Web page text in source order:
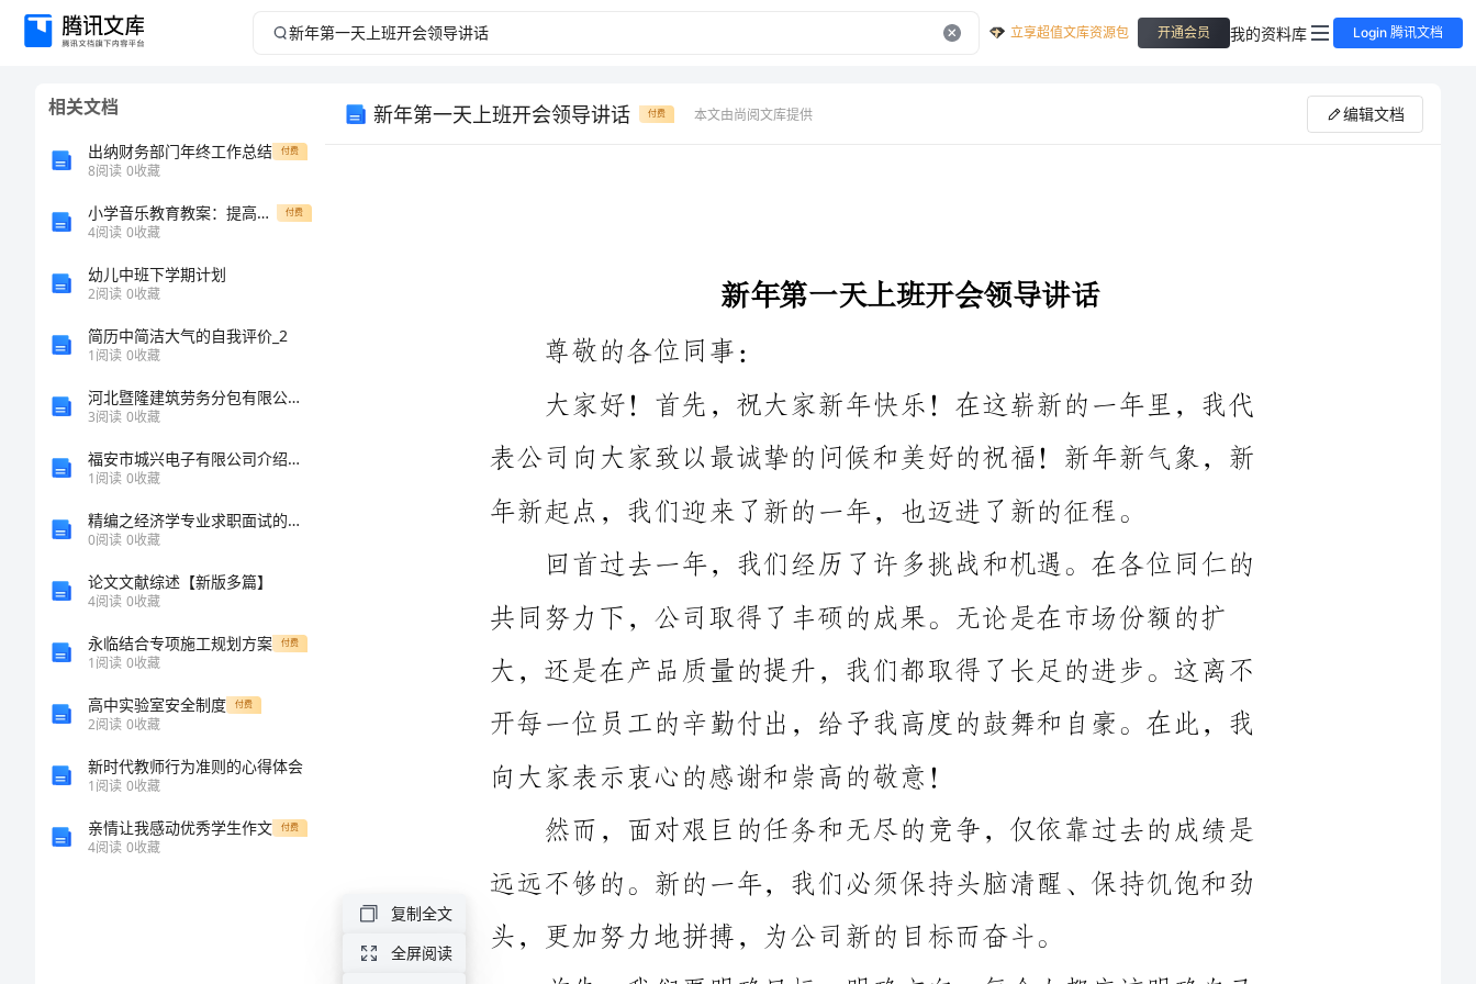
新
立享超值文库资源包 开通会员 我的资料库 Login 腾讯文档
相关文档
出纳财务部门年终工作总结 付费
8阅读 0收藏
小学音乐教育教案：提高孩子音乐素养 付费
4阅读 0收藏
幼儿中班下学期计划
2阅读 0收藏
简历中简洁大气的自我评价_2
1阅读 0收藏
河北暨隆建筑劳务分包有限公司介绍企业发展分析报告
3阅读 0收藏
福安市城兴电子有限公司介绍企业发展分析报告
1阅读 0收藏
精编之经济学专业求职面试的自我介绍
0阅读 0收藏
论文文献综述【新版多篇】
4阅读 0收藏
永临结合专项施工规划方案 付费
1阅读 0收藏
高中实验室安全制度 付费
2阅读 0收藏
新时代教师行为准则的心得体会
1阅读 0收藏
亲情让我感动优秀学生作文 付费
4阅读 0收藏
新年第一天上班开会领导讲话 付费 本文由尚阅文库提供 编辑文档
标，我们才能更好地定位自己的位置，发扬个人优势，为公司的
整体发展贡献力量。
年新起点，我们迎来了新的一年，也迈进了新的征程。
回首过去一年，我们经历了许多挑战和机遇。在各位同仁的
共同努力下，公司取得了丰硕的成果。无论是在市场份额的扩
开每一位员工的辛勤付出，给予我高度的鼓舞和自豪。在此，我
向大家表示衷心的感谢和崇高的敬意！
然而，面对艰巨的任务和无尽的竞争，仅依靠过去的成绩是
远远不够的。新的一年，我们必须保持头脑清醒、保持饥饱和劲
的工作目标和职责，与公司的发展目标相契合。只有明确了目
复制全文
全屏阅读